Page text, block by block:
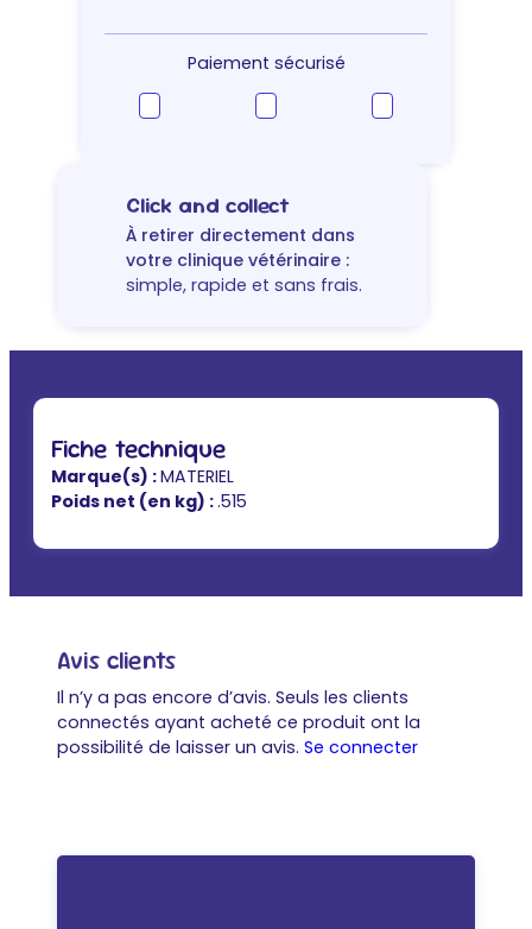
Paiement sécurisé
Click and collect
À retirer directement dans
votre clinique vétérinaire :
simple, rapide et sans frais.
Fiche technique
Marque(s) :MATERIEL
Poids net (en kg) :.515
Avis clients
Il n’y a pas encore d’avis. Seuls les clients
connectés ayant acheté ce produit ont la
possibilité de laisser un avis. Se connecter